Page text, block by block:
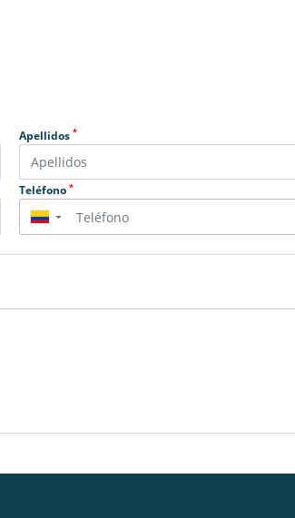
Apellidos *
Teléfono *
▼